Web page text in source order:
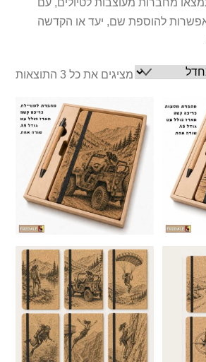
להוספת שם, יעד או הקדשה
מציגים את כל ⁦3⁩ התוצאות